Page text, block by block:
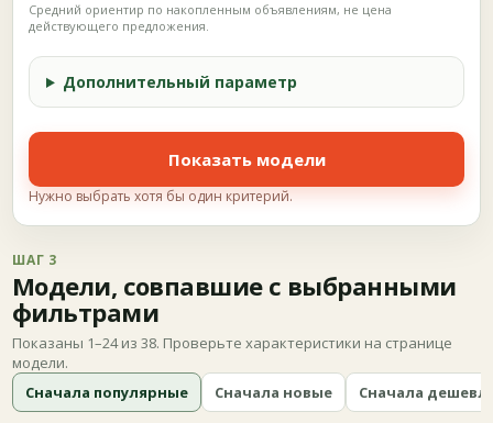
Средний ориентир по накопленным объявлениям, не цена
действующего предложения.
Дополнительный параметр
Показать модели
Нужно выбрать хотя бы один критерий.
ШАГ 3
Модели, совпавшие с выбранными
фильтрами
Показаны 1–24 из 38. Проверьте характеристики на странице
модели.
Сначала популярные
Сначала новые Сначала